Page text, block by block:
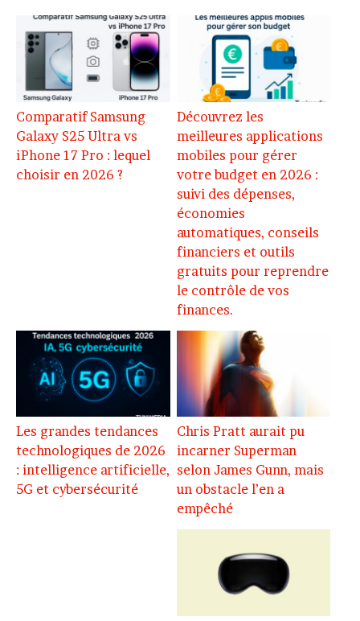
Comparatif Samsung
Galaxy S25 Ultra vs
iPhone 17 Pro : lequel
choisir en 2026 ?
Découvrez les
meilleures applications
mobiles pour gérer
votre budget en 2026 :
suivi des dépenses,
économies
automatiques, conseils
financiers et outils
gratuits pour reprendre
le contrôle de vos
finances.
Les grandes tendances
technologiques de 2026
: intelligence artificielle,
5G et cybersécurité
Chris Pratt aurait pu
incarner Superman
selon James Gunn, mais
un obstacle l’en a
empêché